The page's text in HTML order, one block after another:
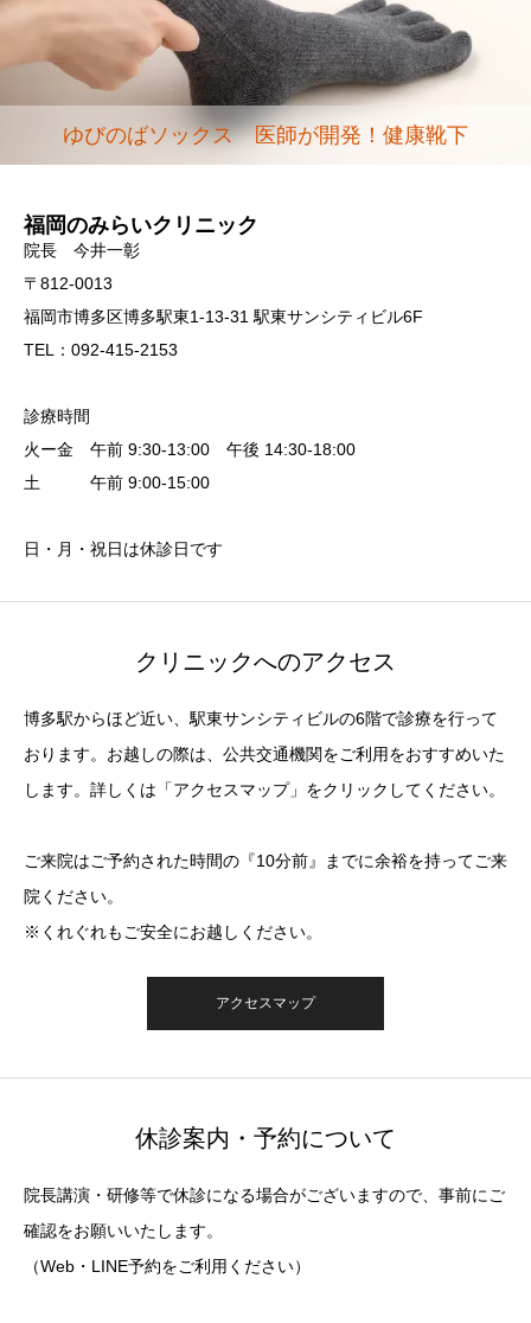
ゆびのばソックス 医師が開発！健康靴下
福岡のみらいクリニック
院長 今井一彰
〒812-0013
福岡市博多区博多駅東1-13-31 駅東サンシティビル6F
TEL：092-415-2153
診療時間
火ー金 午前 9:30-13:00 午後 14:30-18:00
土 午前 9:00-15:00
日・月・祝日は休診日です
クリニックへのアクセス
博多駅からほど近い、駅東サンシティビルの6階で診療を行って
おります。お越しの際は、公共交通機関をご利用をおすすめいた
します。詳しくは「アクセスマップ」をクリックしてください。
ご来院はご予約された時間の『10分前』までに余裕を持ってご来
院ください。
※くれぐれもご安全にお越しください。
アクセスマップ
休診案内・予約について
院長講演・研修等で休診になる場合がございますので、事前にご
確認をお願いいたします。
（Web・LINE予約をご利用ください）